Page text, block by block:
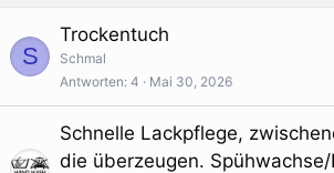
S
Trockentuch
Schmal
Antworten 4 Mai 30, 2026
Schnelle Lackpflege,
die überzeugen.